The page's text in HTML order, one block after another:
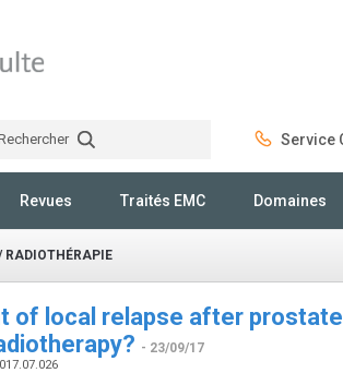
Service
Revues Traités EMC Domaines
RADIOTHÉRAPIE
of local relapse after
- 23/09/17